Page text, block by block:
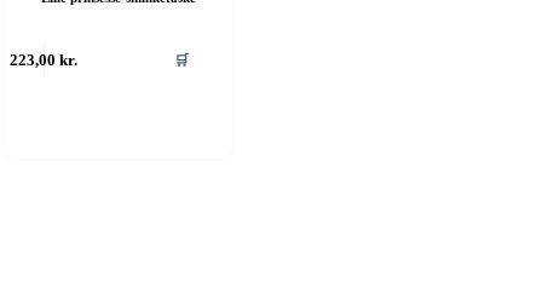
223,00kr. 🛒